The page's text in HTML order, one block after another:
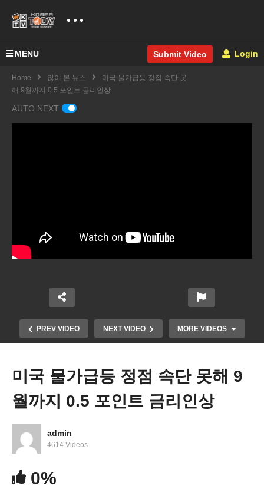
MENU Submit Video Login
Home 많이 본 뉴스
미국 물가급등 정점 속단 못
해 9월까지 0.5 포인트 금리인상
AUTO NEXT
PREV VIDEO NEXT VIDEO MORE VIDEOS
미국민 경제비관론 확산 ‘83% 안 좋거나 형편없다’
미국 물가급등 정점 속단 못해 9
월까지 0.5 포인트 금리인상
admin
4614 Videos
0%